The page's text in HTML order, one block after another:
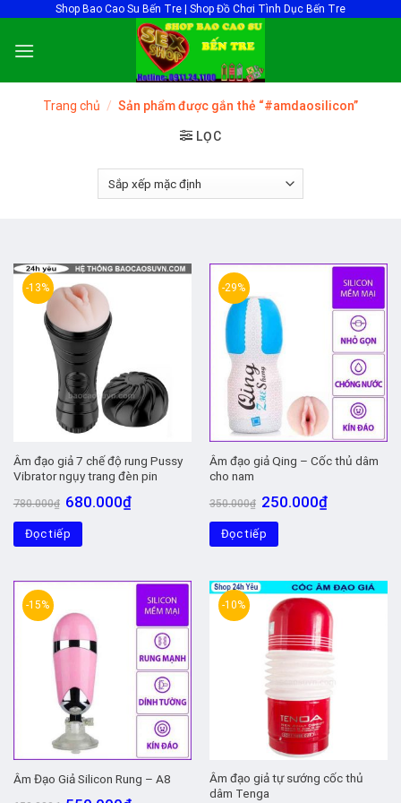
content
Shop Bao Cao Su Bến Tre | Shop Đồ Chơi Tình Dục Bến Tre
Trang chủ / Sản phẩm được gắn thẻ “#amdaosilicon”
LỌC
-13%
Âm đạo giả 7 chế độ rung Pussy
Vibrator ngụy trang đèn pin
780.000₫ Giá
gốc
là:
780.000₫.
680.000₫Giá
Đọc tiếp
-29%
Âm đạo giả Qing – Cốc thủ dâm
cho nam
350.000₫ Giá
gốc
là:
350.000₫.
250.000₫Giá
Đọc tiếp
-15%
Âm Đạo Giả Silicon Rung – A8
-10%
Âm đạo giả tự sướng cốc thủ
dâm Tenga